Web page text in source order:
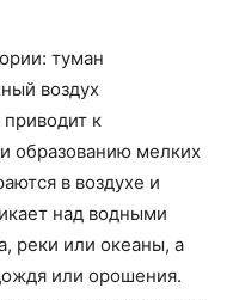
туман
воздух
к
образованию мелких
в воздухе и
над водными
реки или океаны, а
или орошения.